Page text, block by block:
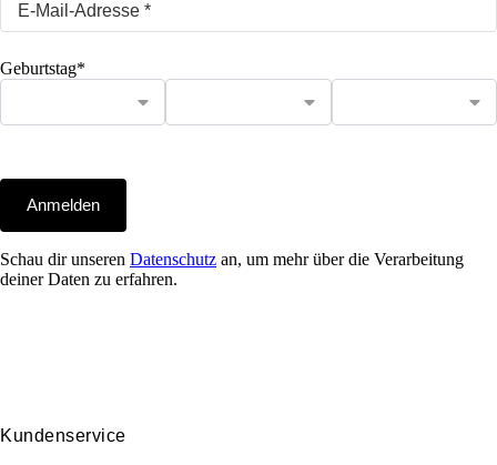
E-Mail-Adresse
Geburtstag*
Anmelden
Schau dir unseren Datenschutz an, um mehr über die Verarbeitung
deiner Daten zu erfahren.
Kundenservice